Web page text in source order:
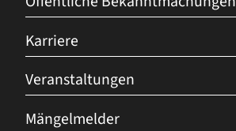
Karriere
Veranstaltungen
Mängelmelder